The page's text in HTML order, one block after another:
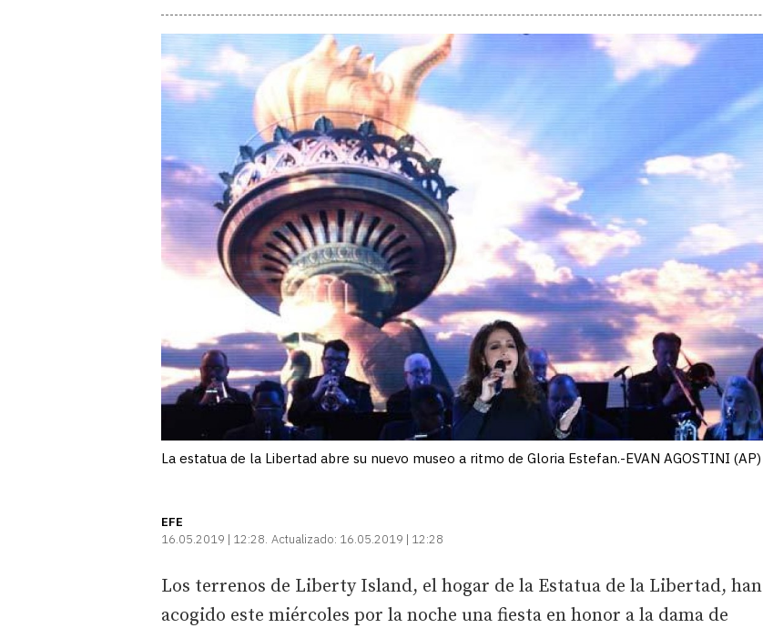
La estatua de la Libertad abre su nuevo museo a ritmo de Gloria Estefan.-EVAN AGOSTINI (AP)
EFE
16.05.2019 | 12:28 Actualizado: 16.05.2019 | 12:28
Los terrenos de Liberty Island, el hogar de la Estatua de la Libertad, han
acogido este miércoles por la noche una fiesta en honor a la dama de